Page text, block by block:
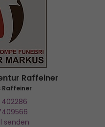
Raffeiner
Raffeiner
402286
senden